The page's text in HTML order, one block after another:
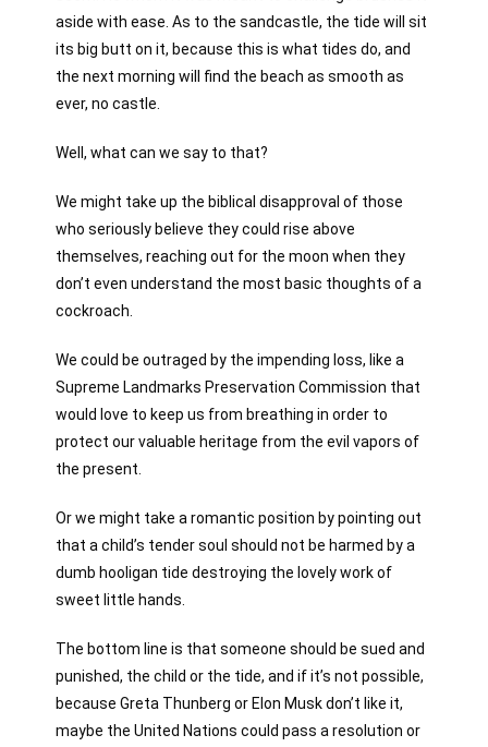
aside with ease. As to the sandcastle, the tide will sit
its big butt on it, because this is what tides do, and
the next morning will find the beach as smooth as
ever, no castle.
Well, what can we say to that?
We might take up the biblical disapproval of those
who seriously believe they could rise above
themselves, reaching out for the moon when they
don’t even understand the most basic thoughts of a
cockroach.
We could be outraged by the impending loss, like a
Supreme Landmarks Preservation Commission that
would love to keep us from breathing in order to
protect our valuable heritage from the evil vapors of
the present.
Or we might take a romantic position by pointing out
that a child’s tender soul should not be harmed by a
dumb hooligan tide destroying the lovely work of
sweet little hands.
The bottom line is that someone should be sued and
punished, the child or the tide, and if it’s not possible,
because Greta Thunberg or Elon Musk don’t like it,
maybe the United Nations could pass a resolution or